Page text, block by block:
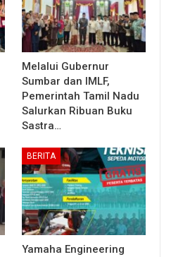
Melalui Gubernur
Sumbar dan IMLF,
Pemerintah Tamil Nadu
Salurkan Ribuan Buku
Sastra…
BERITA
Yamaha Engineering